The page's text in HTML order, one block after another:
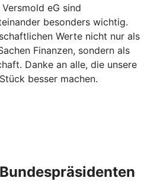
eG sind
besonders wichtig.
Werte nicht nur als
Finanzen, sondern als
Danke an alle, die unsere
besser machen.